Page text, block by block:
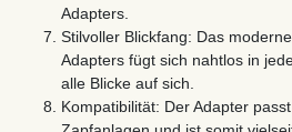
Adapters.
Stilvoller Blickfang: Das
Adapters fügt sich nahtlos in
alle Blicke auf sich.
Kompatibilität: Der Adapter